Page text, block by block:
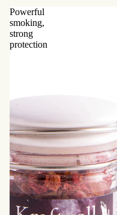
Powerful
smoking,
strong
protection